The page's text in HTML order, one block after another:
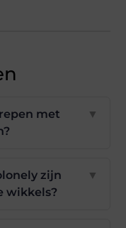
met
▼
zijn
wikkels?
▼